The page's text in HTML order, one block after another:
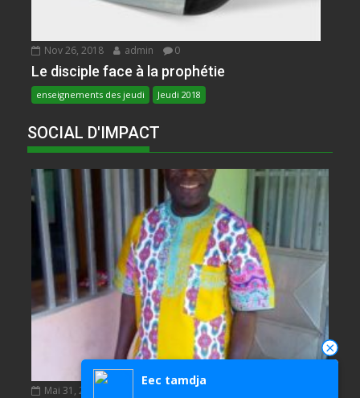
Nov 26, 2018 admin 0
Le disciple face à la prophétie
enseignements des jeudi Jeudi 2018
SOCIAL D'IMPACT
Mai 31, 2020 NDIE SADIE ZACHARIE
Eec tamdja